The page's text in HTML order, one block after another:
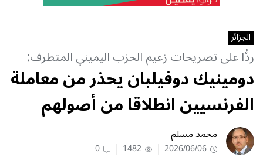
الجزائر
ردًّا على تصريحات زعيم الحزب اليميني المتطرف:
دومينيك دوفيلبان يحذر من معاملة
الفرنسيين انطلاقا من أصولهم
محمد مسلم
2026/06/06
1482
0